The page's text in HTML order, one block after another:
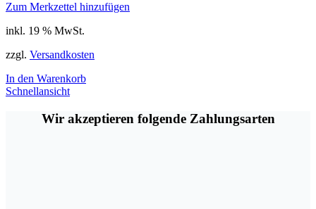
Zum Merkzettel hinzufügen
inkl. 19 % MwSt.
zzgl. Versandkosten
In den Warenkorb
Schnellansicht
Wir akzeptieren folgende Zahlungsarten